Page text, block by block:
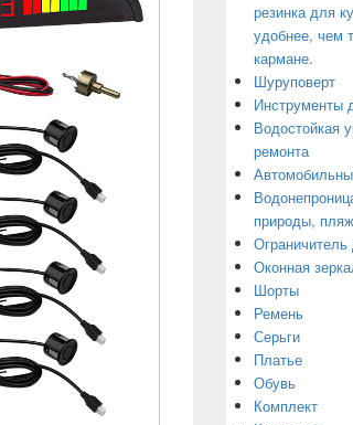
резинка для
удобнее, чем
кармане.
Шуруповерт
Инструменты
Водостойкая
ремонта
природы,
Оконная
Шорты
Ремень
Серьги
Платье
Обувь
Комплект